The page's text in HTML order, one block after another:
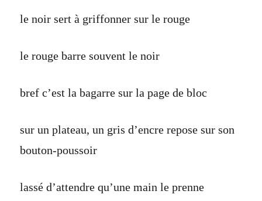
le noir sert à griffonner sur le rouge
le rouge barre souvent le noir
bref c’est la bagarre sur la page de bloc
sur un plateau, un gris d’encre repose sur son
bouton-poussoir
lassé d’attendre qu’une main le prenne